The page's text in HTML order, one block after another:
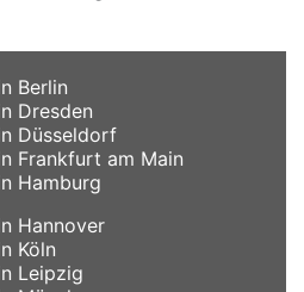
Berlin
Dresden
Düsseldorf
Frankfurt am Main
Hamburg
Hannover
Köln
Leipzig